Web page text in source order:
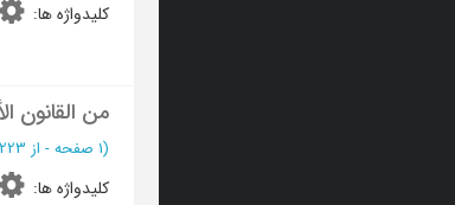
کلیدواژه ها:
من القانون
(‎1 صفحه - از 223 تا 223
کلیدواژه ها: